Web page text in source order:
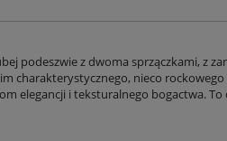
podeszwie z dwoma sprzączkami, z
charakterystycznego, nieco
elegancji i teksturalnego bogactwa.